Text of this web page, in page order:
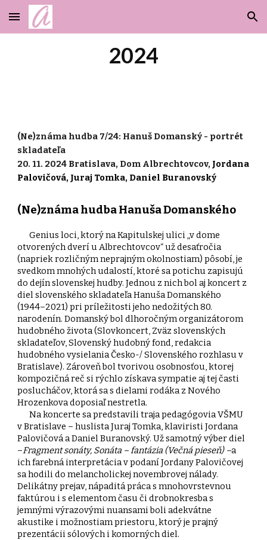
Skip to main content Skip to navigation
2024
(Ne)známa hudba 7/24: Hanuš Domanský - portrét
skladateľa
20. 11. 2024 Bratislava, Dom Albrechtovcov, Jordana
Palovičová, Juraj Tomka, Daniel Buranovský
(Ne)známa hudba Hanuša Domanského
Genius loci, ktorý na Kapitulskej ulici „v dome
otvorených dverí u Albrechtovcov“ už desaťročia
(napriek rozličným neprajným okolnostiam) pôsobí, je
svedkom mnohých udalostí, ktoré sa potichu zapisujú
do dejín slovenskej hudby. Jednou z nich bol aj koncert z
diel slovenského skladateľa Hanuša Domanského
(1944–2021) pri príležitosti jeho nedožitých 80.
narodenín. Domanský bol dlhoročným organizátorom
hudobného života (Slovkoncert, Zväz slovenských
skladateľov, Slovenský hudobný fond, redakcia
hudobného vysielania Česko-/ Slovenského rozhlasu v
Bratislave). Zároveň bol tvorivou osobnosťou, ktorej
kompozičná reč si rýchlo získava sympatie aj tej časti
poslucháčov, ktorá sa s dielami rodáka z Nového
Hrozenkova doposiaľ nestretla.
Na koncerte sa predstavili traja pedagógovia VŠMU
v Bratislave – huslista Juraj Tomka, klaviristi Jordana
Palovičová a Daniel Buranovský. Už samotný výber diel
–Fragment sonáty, Sonáta – fantázia (Večná pieseň) –a
ich farebná interpretácia v podaní Jordany Palovičovej
sa hodili do melancholickej novembrovej nálady.
Delikátny prejav, nápaditá práca s mnohovrstevnou
faktúrou i s elementom času či drobnokresba s
jemnými výrazovými nuansami boli adekvátne
akustike i možnostiam priestoru, ktorý je prajný
prezentácii sólových i komorných diel.